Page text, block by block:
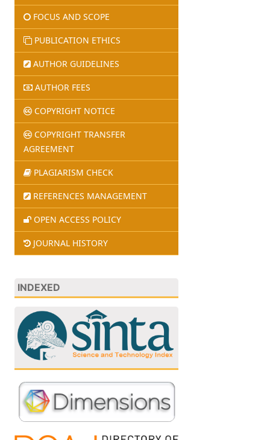
FOCUS AND SCOPE
PUBLICATION ETHICS
AUTHOR GUIDELINES
AUTHOR FEES
COPYRIGHT NOTICE
COPYRIGHT TRANSFER
AGREEMENT
PLAGIARISM CHECK
REFERENCES MANAGEMENT
OPEN ACCESS POLICY
JOURNAL HISTORY
INDEXED